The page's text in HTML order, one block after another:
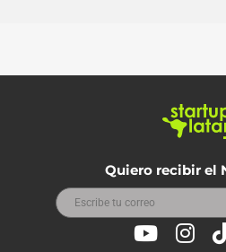
Quiero recibir el